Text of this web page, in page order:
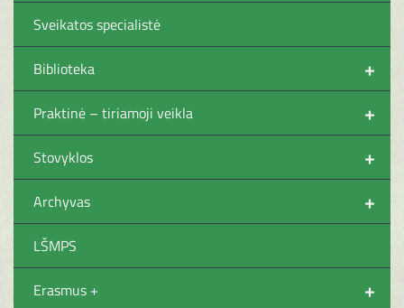
Sveikatos specialistė
+
Biblioteka
+
Praktinė – tiriamoji veikla
+
Stovyklos
+
Archyvas
LŠMPS
+
Erasmus +